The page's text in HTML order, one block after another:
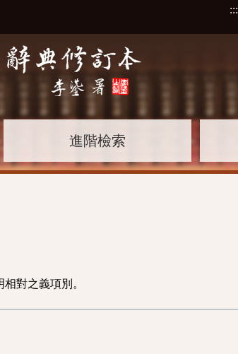
:::
進階檢索
對之義項別。